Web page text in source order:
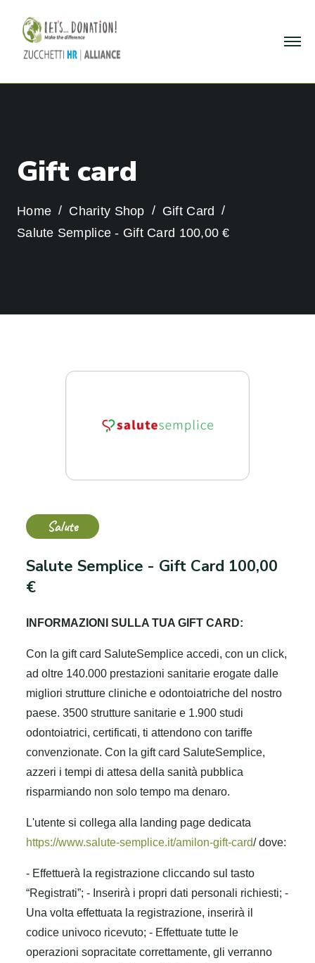
Gift card
Home Charity Shop
Gift Card
Salute Semplice - Gift Card 100,00 €
Salute
Salute Semplice - Gift Card 100,00
€
INFORMAZIONI SULLA TUA GIFT CARD:
Con la gift card SaluteSemplice accedi, con un click,
ad oltre 140.000 prestazioni sanitarie erogate dalle
migliori strutture cliniche e odontoiatriche del nostro
paese. 3500 strutture sanitarie e 1.900 studi
odontoiatrici, certificati, ti attendono con tariffe
convenzionate. Con la gift card SaluteSemplice,
azzeri i tempi di attesa della sanità pubblica
risparmiando non solo tempo ma denaro.
L'utente si collega alla landing page dedicata
https://www.salute-semplice.it/amilon-gift-card/ dove:
- Effettuerà la registrazione cliccando sul tasto
“Registrati”; - Inserirà i propri dati personali richiesti; -
Una volta effettuata la registrazione, inserirà il
codice univoco ricevuto; - Effettuate tutte le
operazioni sopracitate correttamente, gli verranno